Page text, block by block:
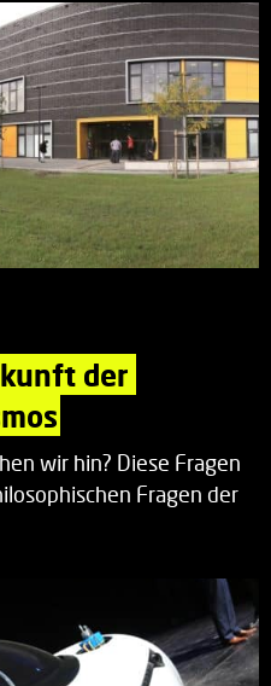
der
wir hin? Diese Fragen
Fragen der